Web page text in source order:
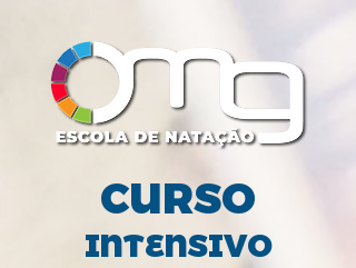
CURSO
INTENSIVO